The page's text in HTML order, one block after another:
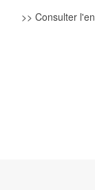
>> Consulter